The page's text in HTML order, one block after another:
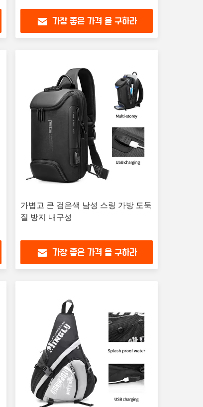
가장 좋은 가격 을 구하라
가볍고 큰 검은색 남성 스링 가방 도둑
질 방지 내구성
가장 좋은 가격 을 구하라